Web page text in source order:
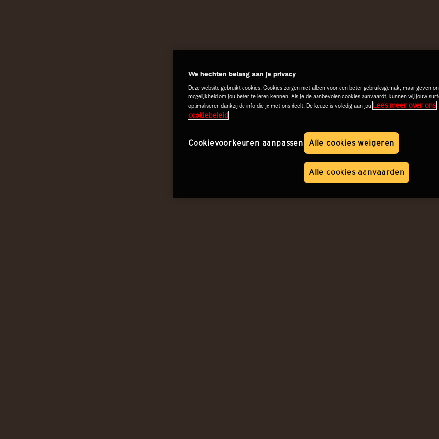
We hechten belang aan je privacy
Deze website gebruikt cookies. Cookies zorgen niet alleen voor een beter gebruiksgemak, maar geven
mogelijkheid om jou beter te leren kennen. Als je de aanbevolen cookies aanvaardt, kunnen wij jouw
optimaliseren dankzij de info die je met ons deelt. De keuze is volledig aan jou.Lees meer over ons
cookiebeleid
Alle cookies weigeren
Alle cookies aanvaarden
Cookievoorkeuren aanpassen